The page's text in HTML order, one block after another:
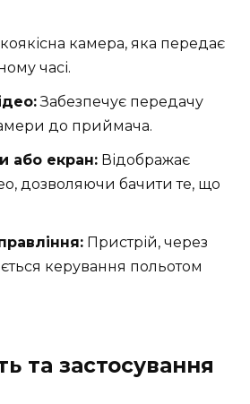
камера, яка передає
часі.
Забезпечує передачу
до приймача.
або екран: Відображає
дозволяючи бачити те, що
Пристрій, через
керування польотом
та застосування